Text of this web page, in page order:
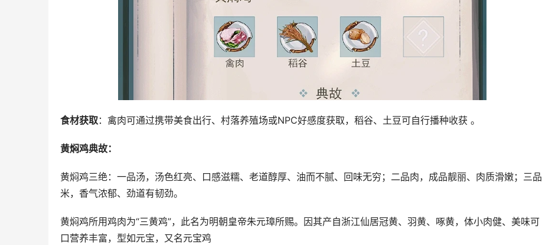
黄焖鸡典故：
黄焖鸡三绝：一品汤，汤色红亮、口感滋糯、老道醇厚、油而不腻、回味无穷；二品肉，成品靓丽、肉质滑嫩；三品
米，香气浓郁、劲道有韧劲。
黄焖鸡所用鸡肉为“三黄鸡”，此名为明朝皇帝朱元璋所赐。因其产自浙江仙居冠黄、羽黄、啄黄，体小肉健、美味可
口营养丰富，型如元宝，又名元宝鸡